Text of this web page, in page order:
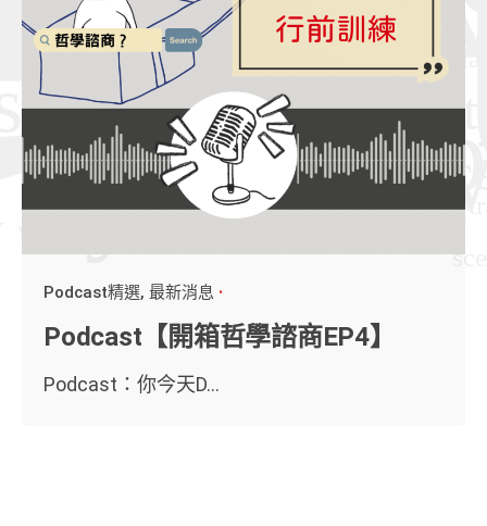
Podcast精選 最新消息
Podcast【開箱哲學諮商EP4】
Podcast：你今天D...